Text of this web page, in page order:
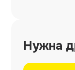
Нужна